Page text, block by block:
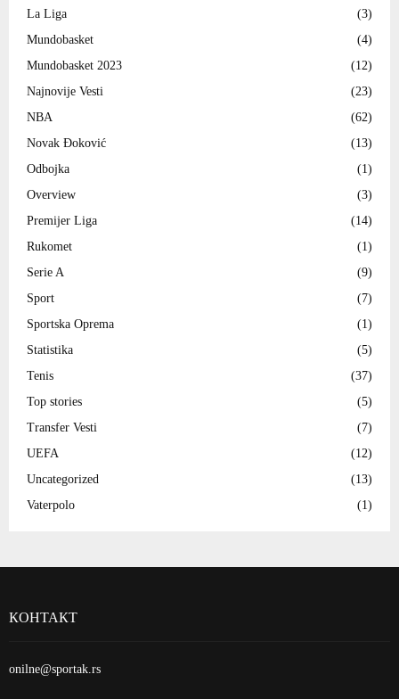
La Liga
(3)
Mundobasket
(4)
Mundobasket 2023
(12)
Najnovije Vesti
(23)
NBA
(62)
Novak Đoković
(13)
Odbojka
(1)
Overview
(3)
Premijer Liga
(14)
Rukomet
(1)
Serie A
(9)
Sport
(7)
Sportska Oprema
(1)
Statistika
(5)
Tenis
(37)
Top stories
(5)
Transfer Vesti
(7)
UEFA
(12)
Uncategorized
(13)
Vaterpolo
(1)
КОНТАКТ
onilne@sportak.rs